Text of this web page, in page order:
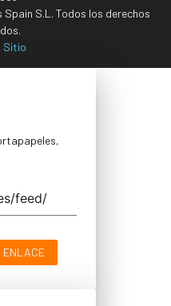
S.L. Todos los derechos
Sitio
ENLACE